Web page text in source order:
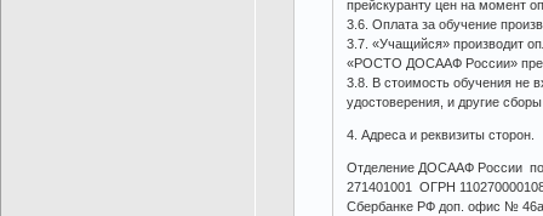
прейскуранту цен на момент
3.6. Оплата за обучение
3.7. «Учащийся» производит
«РОСТО ДОСААФ России»
3.8. В стоимость обучения не
удостоверения, и другие
4. Адреса и реквизиты сторон.
Отделение ДОСААФ России по
271401001 ОГРН
Сбербанке РФ доп. офис № 46а